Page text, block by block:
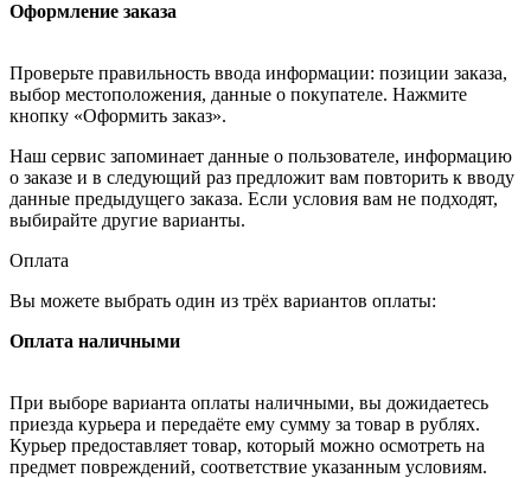
Оформление заказа
Проверьте правильность ввода информации: позиции заказа,
выбор местоположения, данные о покупателе. Нажмите
кнопку «Оформить заказ».
Наш сервис запоминает данные о пользователе, информацию
о заказе и в следующий раз предложит вам повторить к вводу
данные предыдущего заказа. Если условия вам не подходят,
выбирайте другие варианты.
Оплата
Вы можете выбрать один из трёх вариантов оплаты:
Оплата наличными
При выборе варианта оплаты наличными, вы дожидаетесь
приезда курьера и передаёте ему сумму за товар в рублях.
Курьер предоставляет товар, который можно осмотреть на
предмет повреждений, соответствие указанным условиям.